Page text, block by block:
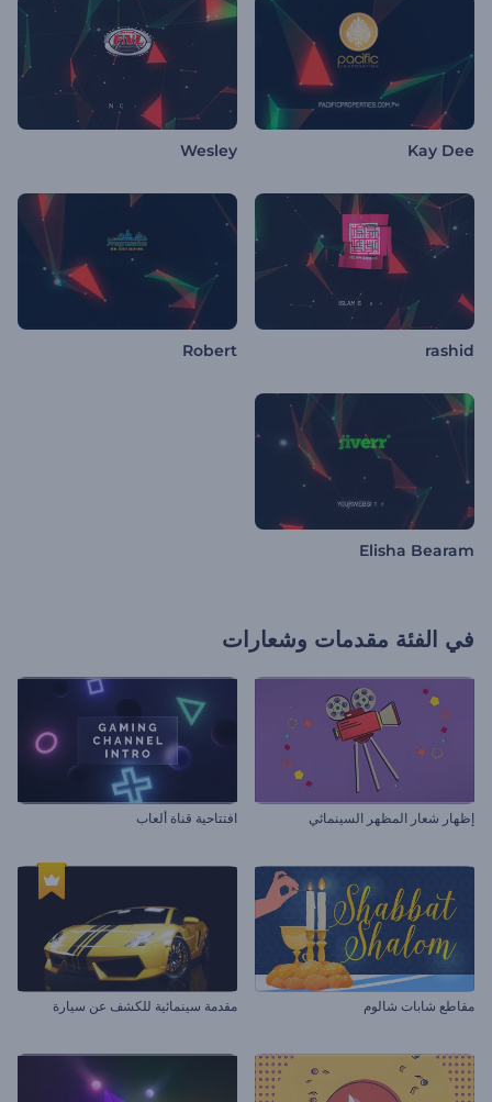
Kay Dee
Wesley
rashid
Robert
Elisha Bearam
في الفئة مقدمات وشعارات
إظهار شعار المظهر السينمائي افتتاحية قناة ألعاب
مقاطع شابات شالوم مقدمة سينمائية للكشف عن سيارة